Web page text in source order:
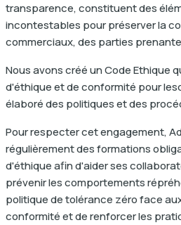
transparence, constituent des
incontestables pour préserver la
commerciaux, des parties
Nous avons créé un Code Ethique
d'éthique et de conformité pour
élaboré des politiques et des
Pour respecter cet engagement,
régulièrement des formations
d'éthique afin d'aider ses
prévenir les comportements
politique de tolérance zéro face
conformité et de renforcer les